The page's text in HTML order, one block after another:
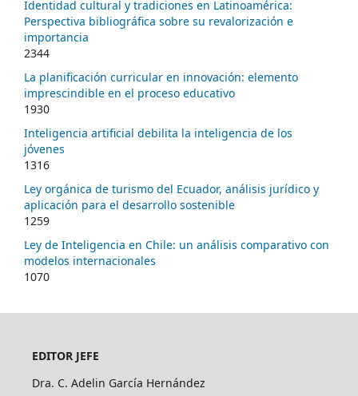
Identidad cultural y tradiciones en Latinoamérica:
Perspectiva bibliográfica sobre su revalorización e
importancia
2344
La planificación curricular en innovación: elemento
imprescindible en el proceso educativo
1930
Inteligencia artificial debilita la inteligencia de los
jóvenes
1316
Ley orgánica de turismo del Ecuador, análisis jurídico y
aplicación para el desarrollo sostenible
1259
Ley de Inteligencia en Chile: un análisis comparativo con
modelos internacionales
1070
EDITOR JEFE
Dra. C. Adelin García Hernández